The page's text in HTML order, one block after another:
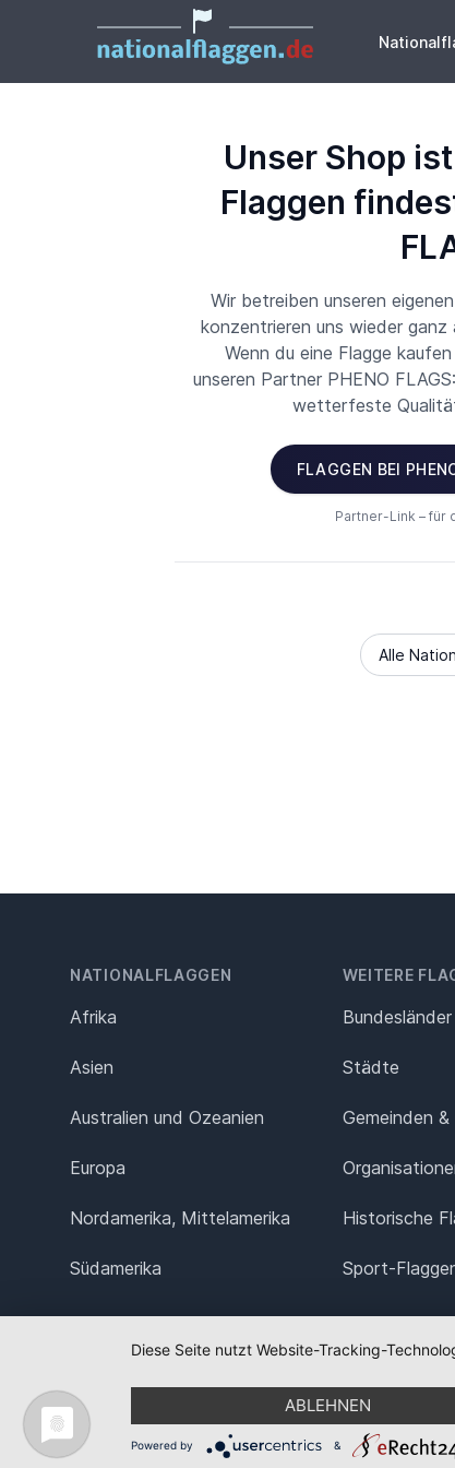
Unser Shop
Flaggen
Wir betreiben unseren
konzentrieren uns wieder
Wenn du eine Flagge
unseren Partner PHENO
wetterfeste
FLAGGEN BEI
Partner-Link – für
Alle
NATIONALFLAGGEN
Afrika
Asien
Australien und Ozeanien
Europa
Nordamerika, Mittelamerika
Südamerika
WEITERE
Bundesländer
Städte
Gemeinden
Historische
Sport-
Diese Seite nutzt Website-Tracking-
ABLEHNEN
Powered by &